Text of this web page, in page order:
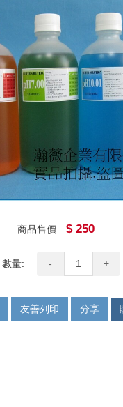
商品售價 $ 250
數量: - +
友善列印 分享